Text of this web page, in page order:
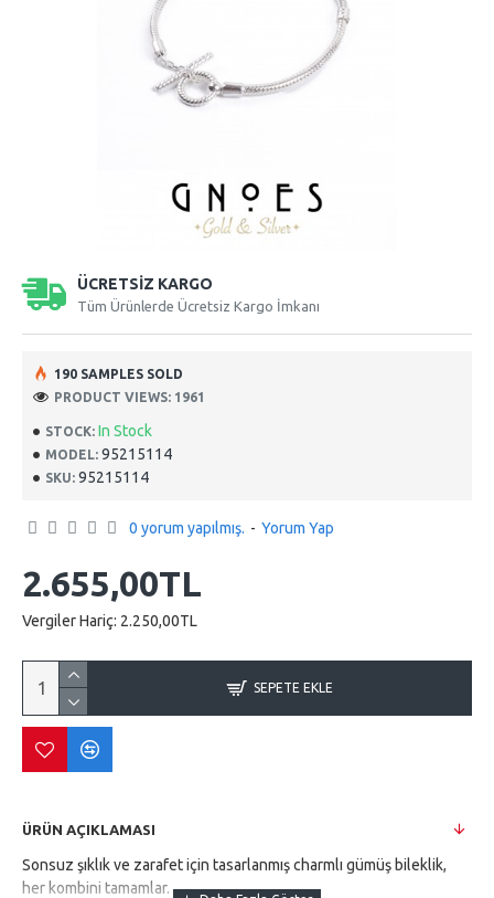
ÜCRETSİZ KARGO
Tüm Ürünlerde Ücretsiz Kargo İmkanı
STOCK: In Stock
MODEL: 95215114
SKU: 95215114
190 SAMPLES SOLD
PRODUCT VIEWS: 1961
0 yorum yapılmış. - Yorum Yap
2.655,00TL
Vergiler Hariç: 2.250,00TL
SEPETE EKLE
ÜRÜN AÇIKLAMASI
Sonsuz şıklık ve zarafet için tasarlanmış charmlı gümüş bileklik,
her kombini tamamlar.